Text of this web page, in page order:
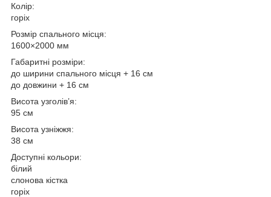
Колір:
горіх
Розмір спального місця:
1600×2000 мм
Габаритні розміри:
до ширини спального місця + 16 см
до довжини + 16 см
Висота узголів’я:
95 см
Висота узніжжя:
38 см
Доступні кольори:
білий
слонова кістка
горіх